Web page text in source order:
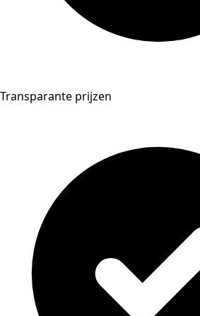
Transparante prijzen